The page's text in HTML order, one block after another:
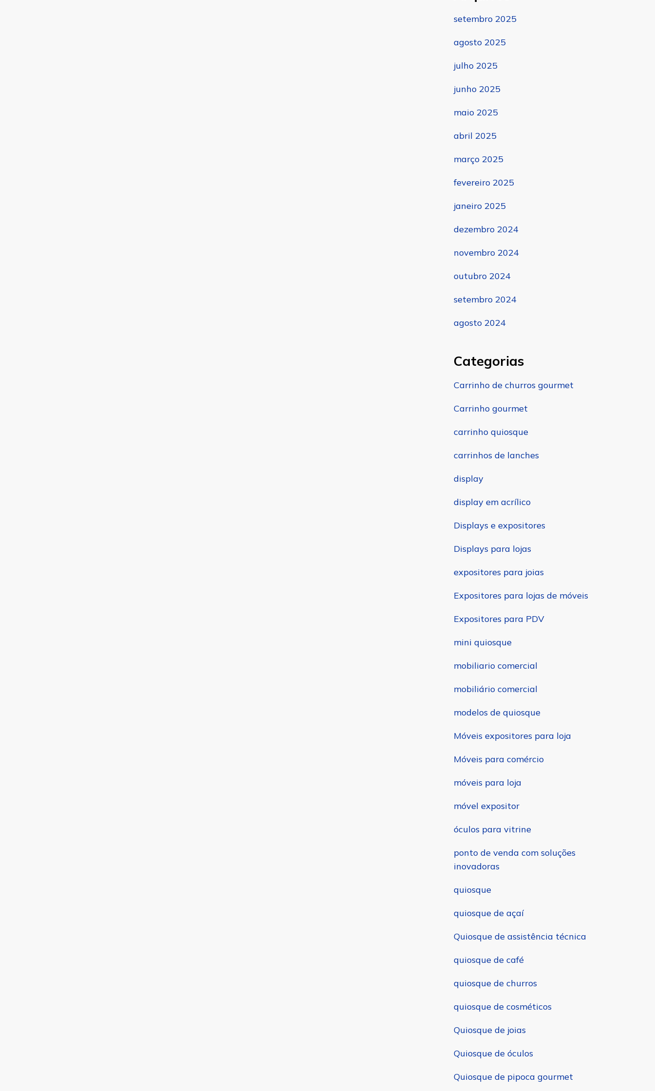
setembro 2025
agosto 2025
julho 2025
junho 2025
maio 2025
abril 2025
março 2025
fevereiro 2025
janeiro 2025
dezembro 2024
novembro 2024
outubro 2024
setembro 2024
agosto 2024
Categorias
Carrinho de churros gourmet
Carrinho gourmet
carrinho quiosque
carrinhos de lanches
display
display em acrílico
Displays e expositores
Displays para lojas
expositores para joias
Expositores para lojas de móveis
Expositores para PDV
mini quiosque
mobiliario comercial
mobiliário comercial
modelos de quiosque
Móveis expositores para loja
Móveis para comércio
móveis para loja
móvel expositor
óculos para vitrine
ponto de venda com soluções
inovadoras
quiosque
quiosque de açaí
Quiosque de assistência técnica
quiosque de café
quiosque de churros
quiosque de cosméticos
Quiosque de joias
Quiosque de óculos
Quiosque de pipoca gourmet